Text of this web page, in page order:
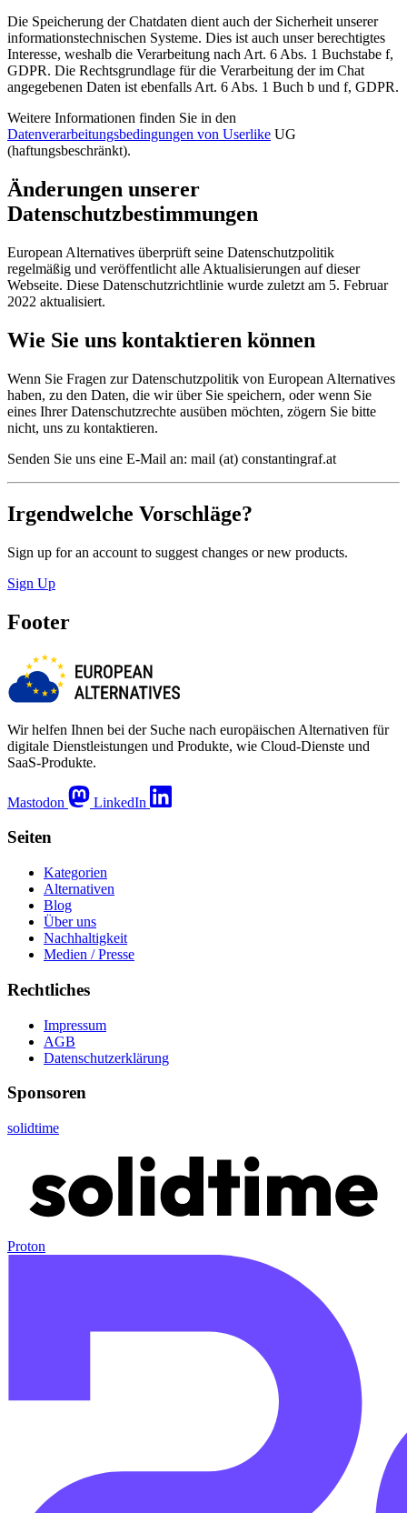
Die Speicherung der Chatdaten dient auch der Sicherheit unserer
informationstechnischen Systeme. Dies ist auch unser berechtigtes
Interesse, weshalb die Verarbeitung nach Art. 6 Abs. 1 Buchstabe f,
GDPR. Die Rechtsgrundlage für die Verarbeitung der im Chat
angegebenen Daten ist ebenfalls Art. 6 Abs. 1 Buch b und f, GDPR.
Weitere Informationen finden Sie in den
Datenverarbeitungsbedingungen von Userlike UG
(haftungsbeschränkt).
Änderungen unserer
Datenschutzbestimmungen
European Alternatives überprüft seine Datenschutzpolitik
regelmäßig und veröffentlicht alle Aktualisierungen auf dieser
Webseite. Diese Datenschutzrichtlinie wurde zuletzt am 5. Februar
2022 aktualisiert.
Wie Sie uns kontaktieren können
Wenn Sie Fragen zur Datenschutzpolitik von European Alternatives
haben, zu den Daten, die wir über Sie speichern, oder wenn Sie
eines Ihrer Datenschutzrechte ausüben möchten, zögern Sie bitte
nicht, uns zu kontaktieren.
Senden Sie uns eine E-Mail an: mail (at) constantingraf.at
Irgendwelche Vorschläge?
Sign up for an account to suggest changes or new products.
Sign Up
Footer
Wir helfen Ihnen bei der Suche nach europäischen Alternativen für
digitale Dienstleistungen und Produkte, wie Cloud-Dienste und
SaaS-Produkte.
Mastodon LinkedIn
Seiten
Kategorien
Alternativen
Blog
Über uns
Nachhaltigkeit
Medien / Presse
Rechtliches
Impressum
AGB
Datenschutzerklärung
Sponsoren
solidtime
Proton